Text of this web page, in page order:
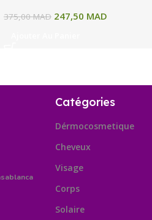
375,00MAD 247,50 MAD
Catégories
Dérmocosmetique
Cheveux
Visage
Corps
Solaire